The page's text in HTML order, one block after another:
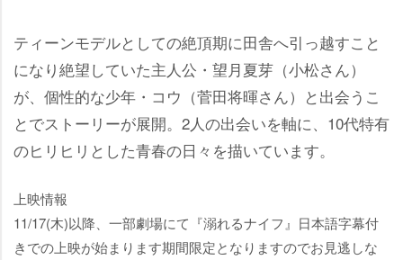
ティーンモデルとしての絶頂期に田舎へ引っ越すこと
になり絶望していた主人公・望月夏芽（小松さん）
が、個性的な少年・コウ（菅田将暉さん）と出会うこ
とでストーリーが展開。2人の出会いを軸に、10代特有
のヒリヒリとした青春の日々を描いています。
上映情報
11/17(木)以降、一部劇場にて『溺れるナイフ』日本語字幕付
きでの上映が始まります期間限定となりますのでお見逃しな